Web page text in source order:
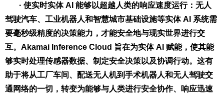
· 使实时实体 AI 能够以超越人类的响应速度运行：无人
驾驶汽车、工业机器人和智慧城市基础设施等实体 AI 系统需
要毫秒级精度的决策能力，才能安全地与现实世界进行交
互。Akamai Inference Cloud 旨在为实体 AI 赋能，使其能
够实时处理传感器数据、制定安全决策以及协调行动。这有
助于将从工厂车间、配送无人机到手术机器人和无人驾驶交
通网络的一切，转变为能够与人类进行安全协作、响应迅速